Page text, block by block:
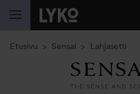
SIIRTYÄ JHK SISÄLTÖÖN
Etusivu Sensai Lahjasetti